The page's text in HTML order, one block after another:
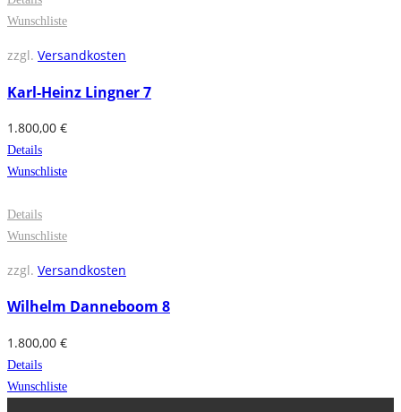
Wunschliste
zzgl. Versandkosten
Karl-Heinz Lingner 7
1.800,00 €
Details
Wunschliste
Details
Wunschliste
zzgl. Versandkosten
Wilhelm Danneboom 8
1.800,00 €
Details
Wunschliste